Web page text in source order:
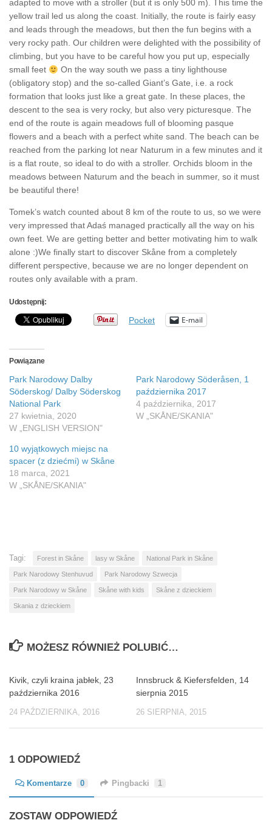
adapted to move with a stroller (but it is only 500 m). This time the
yellow trail led us along the coast. Initially, the route is fairly easy
and leads through the meadows, but then the fun begins with a
very rocky path. Our children were delighted with the possibility of
climbing, but you have to be careful how you put up, especially
small feet
On the way south we pass a tiny lighthouse
(obligatory stop) and the so-called Giant’s Gate, i.e. a rock
formation that looks just like a great gate. In these places, the
descent to the sea is very rocky, but also very picturesque. The
end of the route is again meadows full of blooming pasque
flowers and a beach with a perfect white sand. The beach can be
reached from the parking lot near Naturum in a few minutes and it
is a flat route, so ideal to do with a stroller. Orchids bloom in the
meadows between Naturum and the beach in summer, so it must
be beautiful there!
Tomek’s watch counted about 8 km of the route to us, so we were
very impressed that Adaś managed practically all the way on his
own feet. We are getting better and better motivating him to walk
alone :)We finally start to discover Skåne from a completely
different perspective, because we are no longer dependent on
routes only available with a pram.
Udostępnij:
Pocket E-mail
Powiązane
Park Narodowy Dalby
Söderskog/ Dalby Söderskog
National Park
27 kwietnia, 2020
W „ENGLISH VERSION"
Park Narodowy Söderåsen, 1
października 2017
4 października, 2017
W „SKÅNE/SKANIA"
10 wyjątkowych miejsc na
spacer (z dziećmi) w Skåne
18 marca, 2021
W „SKÅNE/SKANIA"
Tagi: Forest in Skåne lasy w Skåne National Park in Skåne
Park Narodowy Stenhuvud Park Narodowy Szwecja
Park Narodowy w Skåne Skåne with kids Skåne z dzieckiem
Skania z dzieckiem
MOŻESZ RÓWNIEŻ POLUBIĆ…
Kivik, czyli kraina jabłek, 23
października 2016
24 PAŹDZIERNIKA, 2016
Innsbruck & Kiefersfelden, 14
sierpnia 2015
26 SIERPNIA, 2015
1 ODPOWIEDŹ
Komentarze 0 Pingbacki 1
ZOSTAW ODPOWIEDŹ